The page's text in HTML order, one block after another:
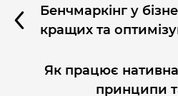
Бенчмаркінг у
кращих та
Як працює
принципи